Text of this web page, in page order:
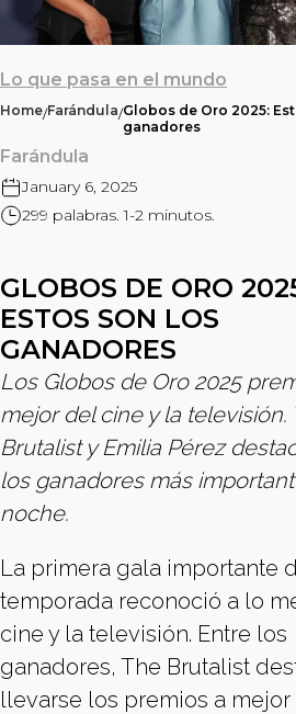
Lo que pasa en el mundo
Home/Farándula/Globos de Oro 2025:
ganadores
Farándula
January 6, 2025
299 palabras. 1-2 minutos.
GLOBOS DE ORO
ESTOS SON LOS
GANADORES
Los Globos de Oro 2025
mejor del cine y la televisión.
Brutalist y Emilia Pérez
los ganadores más
noche.
La primera gala importante
temporada reconoció a lo
cine y la televisión. Entre los
ganadores, The Brutalist
llevarse los premios a